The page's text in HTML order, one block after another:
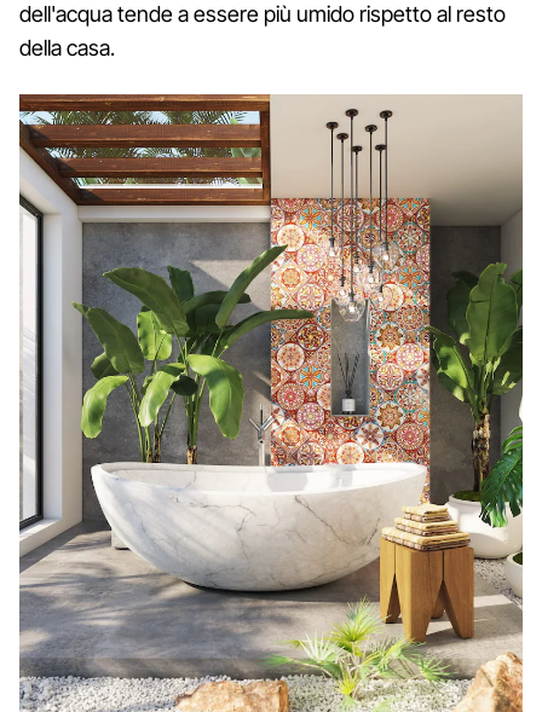
dell'acqua tende a essere più umido rispetto al resto
della casa.